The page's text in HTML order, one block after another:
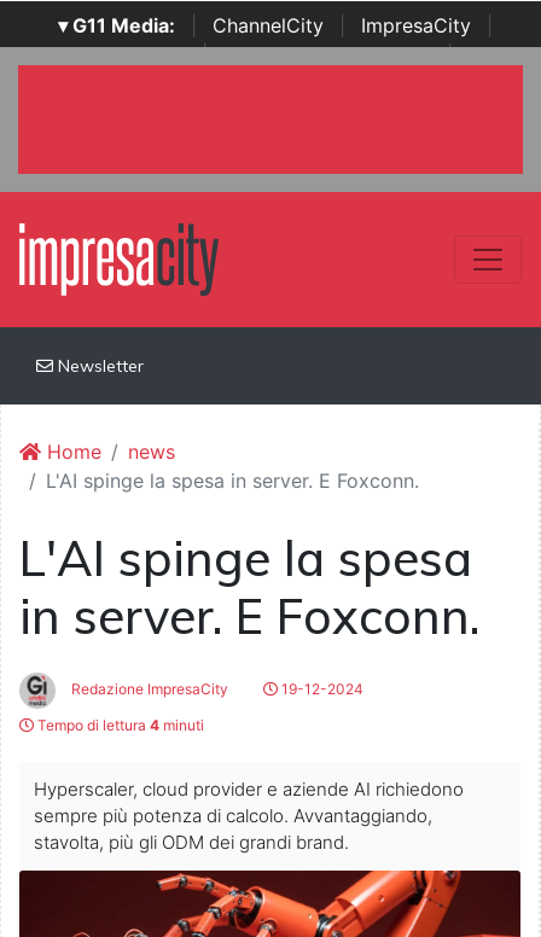
▾ G11 Media: ChannelCity ImpresaCity
SecurityOpenLab | Italian Channel Awards | Italian
Newsletter
Home
news
L'AI spinge la spesa in server. E Foxconn.
L'AI spinge la spesa
in server. E Foxconn.
Redazione ImpresaCity
19-12-2024
Tempo di lettura 4 minuti
Hyperscaler, cloud provider e aziende AI richiedono
sempre più potenza di calcolo. Avvantaggiando,
stavolta, più gli ODM dei grandi brand.